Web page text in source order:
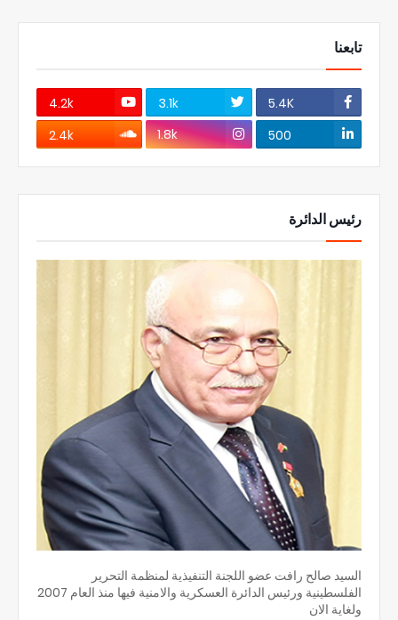
تابعنا
5.4K
3.1k
4.2k
500
1.8k
2.4k
رئيس الدائرة
السيد صالح رافت عضو اللجنة التنفيذية لمنظمة التحرير
الفلسطينية ورئيس الدائرة العسكرية والامنية فيها منذ العام 2007
ولغاية الان